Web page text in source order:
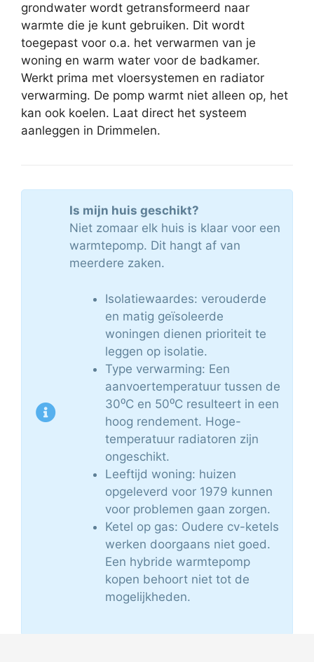
grondwater wordt getransformeerd naar
warmte die je kunt gebruiken. Dit wordt
toegepast voor o.a. het verwarmen van je
woning en warm water voor de badkamer.
Werkt prima met vloersystemen en radiator
verwarming. De pomp warmt niet alleen op, het
kan ook koelen. Laat direct het systeem
aanleggen in Drimmelen.
Is mijn huis geschikt?
Niet zomaar elk huis is klaar voor een
warmtepomp. Dit hangt af van
meerdere zaken.
Isolatiewaardes: verouderde
en matig geïsoleerde
woningen dienen prioriteit te
leggen op isolatie.
Type verwarming: Een
aanvoertemperatuur tussen de
30⁰C en 50⁰C resulteert in een
hoog rendement. Hoge-
temperatuur radiatoren zijn
ongeschikt.
Leeftijd woning: huizen
opgeleverd voor 1979 kunnen
voor problemen gaan zorgen.
Ketel op gas: Oudere cv-ketels
werken doorgaans niet goed.
Een hybride warmtepomp
kopen behoort niet tot de
mogelijkheden.